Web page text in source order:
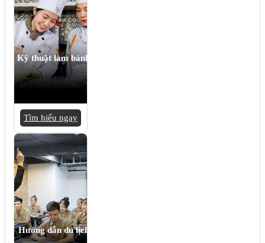
Kỹ thuật làm bánh
Tìm hiểu ngay
Hướng dẫn du lịch